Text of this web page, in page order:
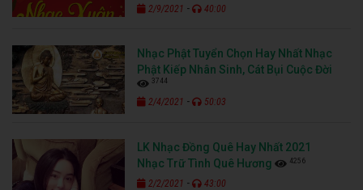
2/9/2021 - 40:00
Nhạc Phật Tuyển Chọn Hay Nhất Nhạc
Phật Kiếp Nhân Sinh, Cát Bụi Cuộc Đời
3744
2/4/2021 - 50:03
LK Nhạc Đồng Quê Hay Nhất 2021
Nhạc Trữ Tình Quê Hương
4256
2/2/2021 - 43:00